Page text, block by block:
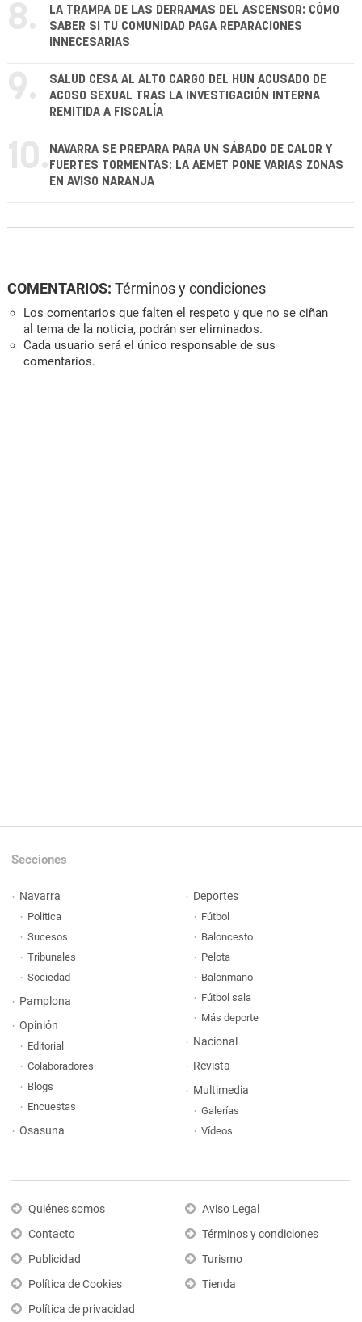
8.
LA TRAMPA DE LAS DERRAMAS DEL ASCENSOR: CÓMO
SABER SI TU COMUNIDAD PAGA REPARACIONES
INNECESARIAS
9.
SALUD CESA AL ALTO CARGO DEL HUN ACUSADO DE
ACOSO SEXUAL TRAS LA INVESTIGACIÓN INTERNA
REMITIDA A FISCALÍA
10. NAVARRA SE PREPARA PARA UN SÁBADO DE CALOR Y
FUERTES TORMENTAS: LA AEMET PONE VARIAS ZONAS
EN AVISO NARANJA
COMENTARIOS: Términos y condiciones
Los comentarios que falten el respeto y que no se ciñan
al tema de la noticia, podrán ser eliminados.
Cada usuario será el único responsable de sus
comentarios.
Secciones
Navarra
Política
Sucesos
Tribunales
Sociedad
Pamplona
Opinión
Editorial
Colaboradores
Blogs
Encuestas
Osasuna
Deportes
Fútbol
Baloncesto
Pelota
Balonmano
Fútbol sala
Más deporte
Nacional
Revista
Multimedia
Galerías
Vídeos
Quiénes somos
Contacto
Publicidad
Política de Cookies
Política de privacidad
Aviso Legal
Términos y condiciones
Turismo
Tienda